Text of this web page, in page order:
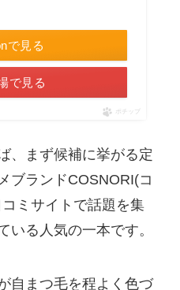
で見る
で見る
ポチップ
、まず候補に挙がる定
ブランドCOSNORI(コ
ミサイトで話題を集
いる人気の一本です。
自まつ毛を程よく色づ